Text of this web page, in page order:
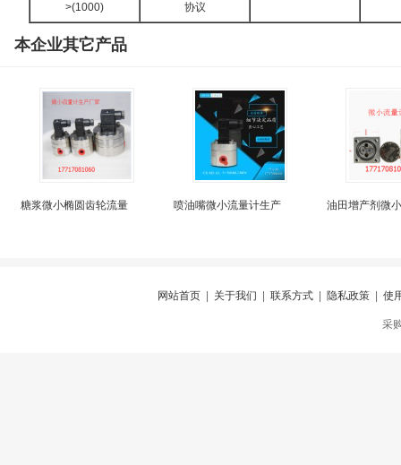
>(1000) 协议
本企业其它产品
糖浆微小椭圆齿轮流量 喷油嘴微小流量计生产 油田增产剂微
网站首页| 关于我们 联系方式| 隐私政策| 使
采